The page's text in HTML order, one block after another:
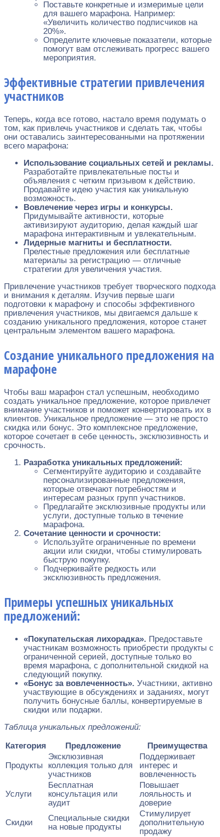
Поставьте конкретные и измеримые цели
для вашего марафона. Например:
«Увеличить количество подписчиков на
20%».
Определите ключевые показатели, которые
помогут вам отслеживать прогресс вашего
мероприятия.
Эффективные стратегии привлечения
участников
Теперь, когда все готово, настало время подумать о
том, как привлечь участников и сделать так, чтобы
они оставались заинтересованными на протяжении
всего марафона:
Использование социальных сетей и рекламы.
Разработайте привлекательные посты и
объявления с четким призывом к действию.
Продавайте идею участия как уникальную
возможность.
Вовлечение через игры и конкурсы.
Придумывайте активности, которые
активизируют аудиторию, делая каждый шаг
марафона интерактивным и увлекательным.
Лидерные магниты и бесплатности.
Прелестные предложения или бесплатные
материалы за регистрацию — отличные
стратегии для увеличения участия.
Привлечение участников требует творческого подхода
и внимания к деталям. Изучив первые шаги
подготовки к марафону и способы эффективного
привлечения участников, мы двигаемся дальше к
созданию уникального предложения, которое станет
центральным элементом вашего марафона.
Создание уникального предложения на
марафоне
Чтобы ваш марафон стал успешным, необходимо
создать уникальное предложение, которое привлечет
внимание участников и поможет конвертировать их в
клиентов. Уникальное предложение — это не просто
скидка или бонус. Это комплексное предложение,
которое сочетает в себе ценность, эксклюзивность и
срочность.
Разработка уникальных предложений:
Сегментируйте аудиторию и создавайте
персонализированные предложения,
которые отвечают потребностям и
интересам разных групп участников.
Предлагайте эксклюзивные продукты или
услуги, доступные только в течение
марафона.
Сочетание ценности и срочности:
Используйте ограниченные по времени
акции или скидки, чтобы стимулировать
быструю покупку.
Подчеркивайте редкость или
эксклюзивность предложения.
Примеры успешных уникальных
предложений:
«Покупательская лихорадка». Предоставьте
участникам возможность приобрести продукты с
ограниченной серией, доступные только во
время марафона, с дополнительной скидкой на
следующий покупку.
«Бонус за вовлеченность». Участники, активно
участвующие в обсуждениях и заданиях, могут
получить бонусные баллы, конвертируемые в
скидки или подарки.
Таблица уникальных предложений:
Категория
Предложение Преимущества
Продукты
Эксклюзивная
коллекция только для
участников
Поддерживает
интерес и
вовлеченность
Услуги
Бесплатная
консультация или
аудит
Повышает
лояльность и
доверие
Скидки
Специальные скидки
на новые продукты
Стимулирует
дополнительную
продажу